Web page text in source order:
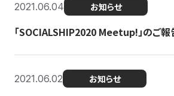
2021.06.04 お知らせ
「SOCIALSHIP2020 Meetup!」のご報
2021.06.02 お知らせ